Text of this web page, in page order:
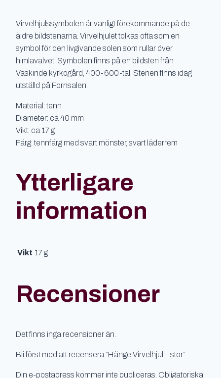
Virvelhjulssymbolen är vanligt förekommande på de
äldre bildstenarna. Virvelhjulet tolkas ofta som en
symbol för den livgivande solen som rullar över
himlavalvet. Symbolen finns på en bildsten från
Väskinde kyrkogård, 400-600-tal. Stenen finns idag
utställd på Fornsalen.
Material: tenn
Diameter: ca 40 mm
Vikt: ca 17 g
Färg: tennfärg med svart mönster, svart läderrem
Ytterligare
information
Vikt 17 g
Recensioner
Det finns inga recensioner än.
Bli först med att recensera ”Hänge Virvelhjul – stor”
Din e-postadress kommer inte publiceras. Obligatoriska